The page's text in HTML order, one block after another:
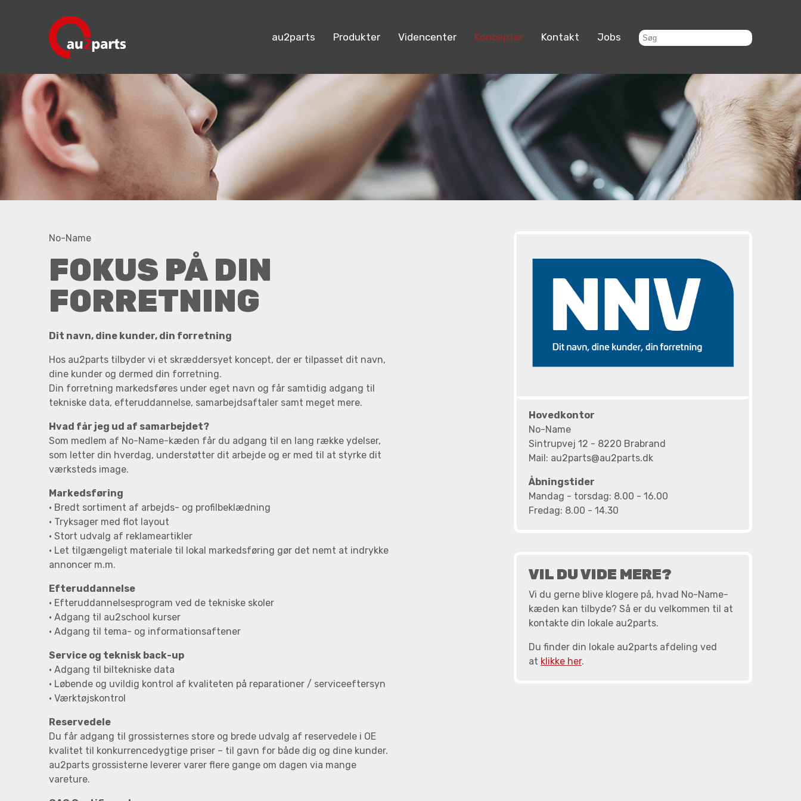
au2parts Produkter Videncenter Koncepter Kontakt Jobs
No-Name
FOKUS PÅ DIN
FORRETNING
Dit navn, dine kunder, din forretning
Hos au2parts tilbyder vi et skræddersyet koncept, der er tilpasset dit navn,
dine kunder og dermed din forretning.
Din forretning markedsføres under eget navn og får samtidig adgang til
tekniske data, efteruddannelse, samarbejdsaftaler samt meget mere.
Hvad får jeg ud af samarbejdet?
Som medlem af No-Name-kæden får du adgang til en lang række ydelser,
som letter din hverdag, understøtter dit arbejde og er med til at styrke dit
værksteds image.
Markedsføring
• Bredt sortiment af arbejds- og profilbeklædning
• Tryksager med flot layout
• Stort udvalg af reklameartikler
• Let tilgængeligt materiale til lokal markedsføring gør det nemt at indrykke
annoncer m.m.
Efteruddannelse
• Efteruddannelsesprogram ved de tekniske skoler
• Adgang til au2school kurser
• Adgang til tema- og informationsaftener
Service og teknisk back-up
• Adgang til biltekniske data
• Løbende og uvildig kontrol af kvaliteten på reparationer / serviceeftersyn
• Værktøjskontrol
Reservedele
Du får adgang til grossisternes store og brede udvalg af reservedele i OE
kvalitet til konkurrencedygtige priser – til gavn for både dig og dine kunder.
au2parts grossisterne leverer varer flere gange om dagen via mange
vareture.
Hovedkontor
No-Name
Sintrupvej 12 - 8220 Brabrand
Mail: au2parts@au2parts.dk
Åbningstider
Mandag - torsdag: 8.00 - 16.00
Fredag: 8.00 - 14.30
VIL DU VIDE MERE?
Vi du gerne blive klogere på, hvad No-Name-
kæden kan tilbyde? Så er du velkommen til at
kontakte din lokale au2parts.
Du finder din lokale au2parts afdeling ved
at klikke her.